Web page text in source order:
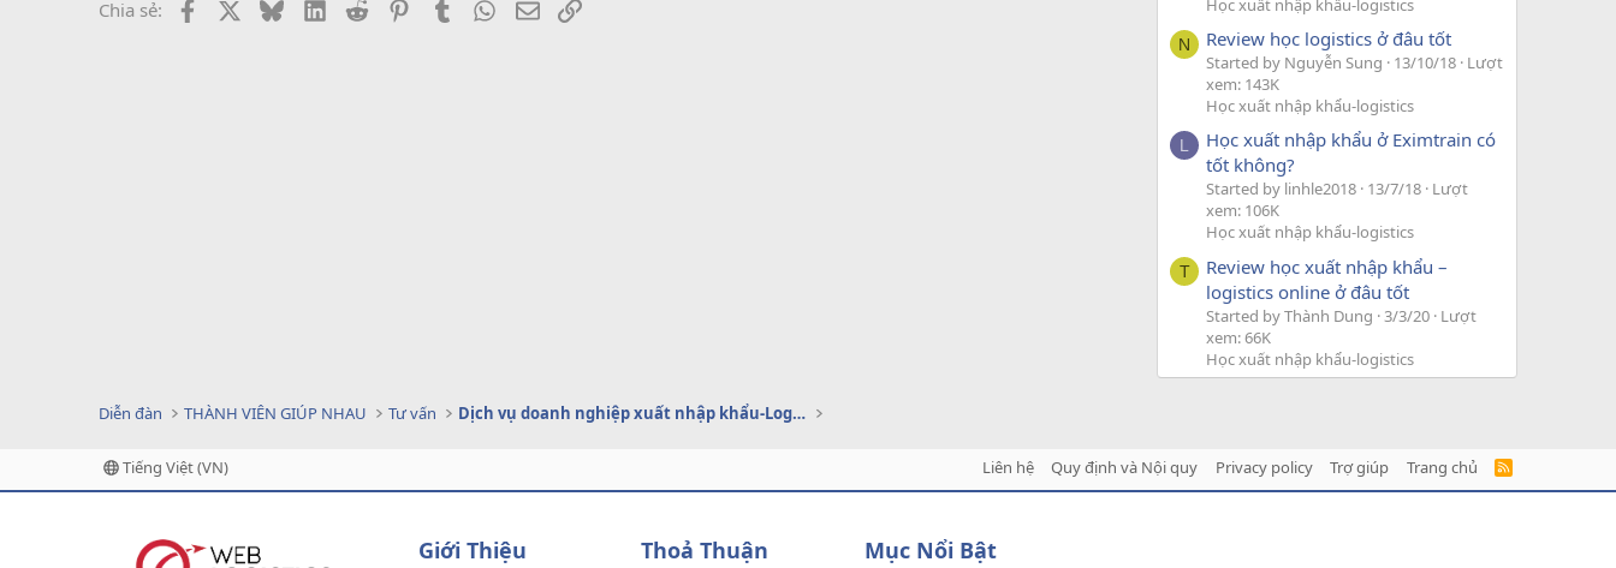
Chia sẻ: Facebook BlueskyLinkedIn
Reddit PinterestTumblr WhatsApp
EmailLink
Học xuất nhập khẩu-logistics
N Review học logistics ở đâu tốt
Started by Nguyễn Sung 13/10/18 Lượt
xem: 143K
Học xuất nhập khẩu-logistics
L
Học xuất nhập khẩu ở Eximtrain có
tốt không?
Started by linhle2018 13/7/18 Lượt
xem: 106K
Học xuất nhập khẩu-logistics
T
Review học xuất nhập khẩu –
logistics online ở đâu tốt
Started by Thành Dung 3/3/20 Lượt
xem: 66K
Học xuất nhập khẩu-logistics
Diễn đàn THÀNH VIÊN GIÚP NHAU Tư vấn Dịch vụ doanh nghiệp xuất nhập khẩu-Logistics
Tiếng Việt (VN) Liên hệ Quy định và Nội quy Privacy policy Trợ giúp Trang chủ
R
Giới Thiệu Thoả Thuận Mục Nổi Bật